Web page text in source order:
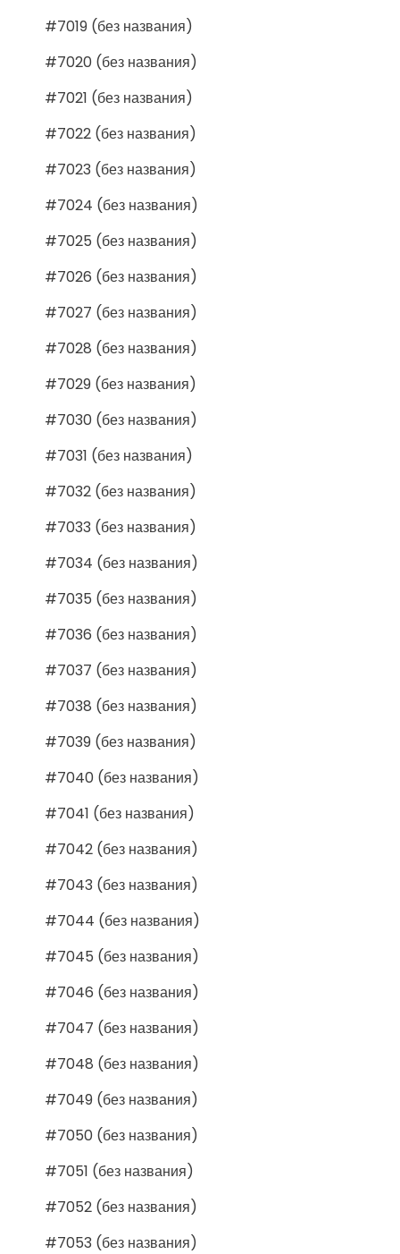
#7019 (без названия)
#7020 (без названия)
#7021 (без названия)
#7022 (без названия)
#7023 (без названия)
#7024 (без названия)
#7025 (без названия)
#7026 (без названия)
#7027 (без названия)
#7028 (без названия)
#7029 (без названия)
#7030 (без названия)
#7031 (без названия)
#7032 (без названия)
#7033 (без названия)
#7034 (без названия)
#7035 (без названия)
#7036 (без названия)
#7037 (без названия)
#7038 (без названия)
#7039 (без названия)
#7040 (без названия)
#7041 (без названия)
#7042 (без названия)
#7043 (без названия)
#7044 (без названия)
#7045 (без названия)
#7046 (без названия)
#7047 (без названия)
#7048 (без названия)
#7049 (без названия)
#7050 (без названия)
#7051 (без названия)
#7052 (без названия)
#7053 (без названия)